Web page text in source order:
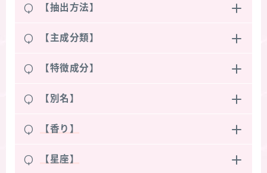
Q 【抽出方法】
Q 【主成分類】
Q 【特徴成分】
Q 【別名】
Q 【香り】
Q 【星座】